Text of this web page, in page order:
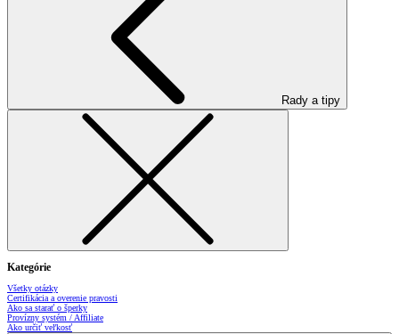
Rady a tipy
Kategórie
Všetky otázky
Certifikácia a overenie pravosti
Ako sa starať o šperky
Provízny systém / Affiliate
Ako určiť veľkosť